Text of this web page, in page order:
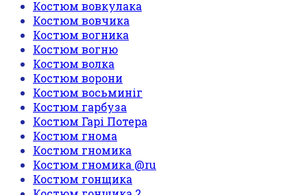
Костюм вовкулака
Костюм вовчика
Костюм вогника
Костюм вогню
Костюм волка
Костюм ворони
Костюм восьминіг
Костюм гарбуза
Костюм Гарі Потера
Костюм гнома
Костюм гномика
Костюм гномика @ru
Костюм гонщика